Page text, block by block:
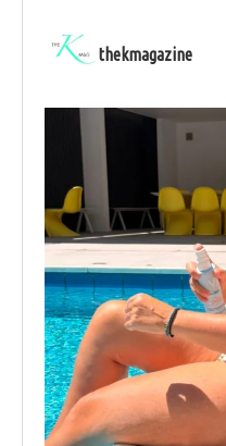
thekmagazine